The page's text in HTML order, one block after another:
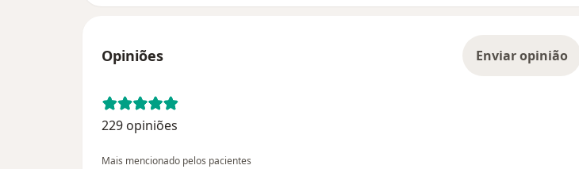
Opiniões Enviar opinião
229 opiniões
Mais mencionado pelos pacientes